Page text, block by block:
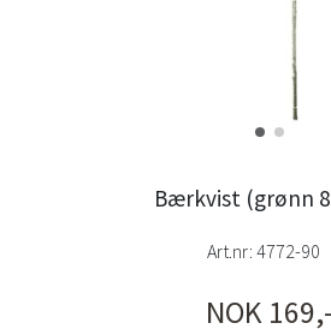
Bærkvist (grønn
Art.nr: 4772-90
NOK 169,-